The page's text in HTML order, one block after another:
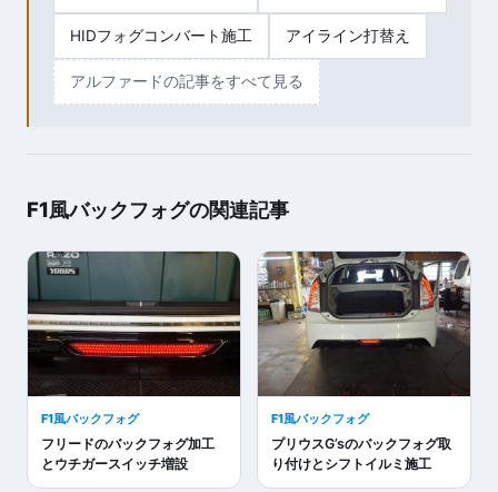
HIDフォグコンバート施工 アイライン打替え
アルファードの記事をすべて見る
F1風バックフォグの関連記事
F1風バックフォグ
フリードのバックフォグ加工
とウチガースイッチ増設
F1風バックフォグ
プリウスG’sのバックフォグ取
り付けとシフトイルミ施工